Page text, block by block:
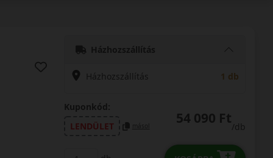
Házhozszállítás
Házhozszállítás 1 db
Kuponkód:
LENDÜLET
másol 54 090 Ft
/db